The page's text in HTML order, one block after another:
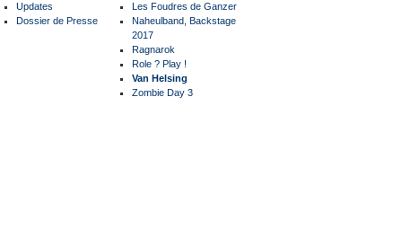
Updates
Dossier de Presse
Les Foudres de Ganzer
Naheulband, Backstage
2017
Ragnarok
Role ? Play !
Van Helsing
Zombie Day 3